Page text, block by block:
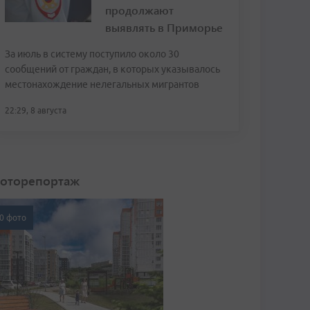
продолжают
выявлять в Приморье
За июль в систему поступило около 30
сообщений от граждан, в которых указывалось
местонахождение нелегальных мигрантов
22:29, 8 августа
фото